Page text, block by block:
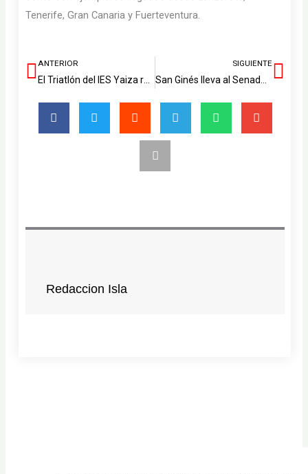
Tenerife, Gran Canaria y Fuerteventura.
Ant
ANTERIOR SIGUIENTE
Redaccion Isla